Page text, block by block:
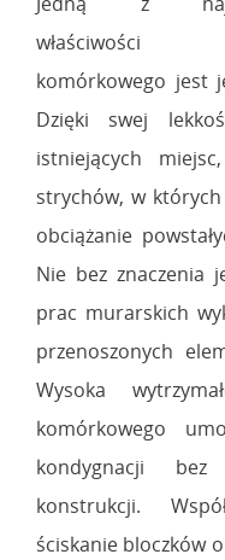
komórkowego jest
Dzięki swej
istniejących
strychów, w
obciążanie
Nie bez znaczenia
prac murarskich
przenoszonych
Wysoka
komórkowego
kondygnacji bez
konstrukcji.
ściskanie bloczków